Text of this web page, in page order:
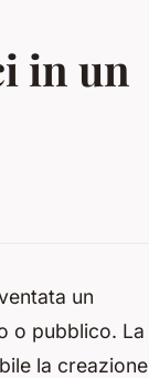
in un
un
o pubblico. La
la creazione